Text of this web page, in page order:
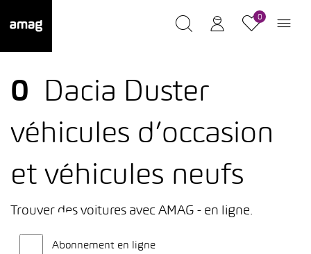
0
0
Dacia Duster
véhicules d’occasion
et véhicules neufs
Trouver des voitures avec AMAG - en ligne.
Abonnement en ligne